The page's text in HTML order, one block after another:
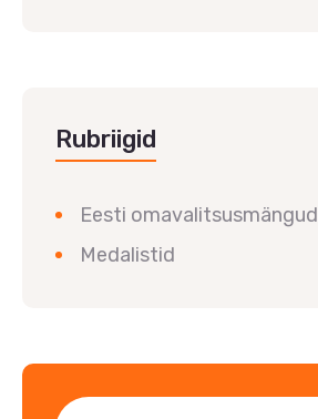
Rubriigid
Eesti omavalitsusmängud
Medalistid